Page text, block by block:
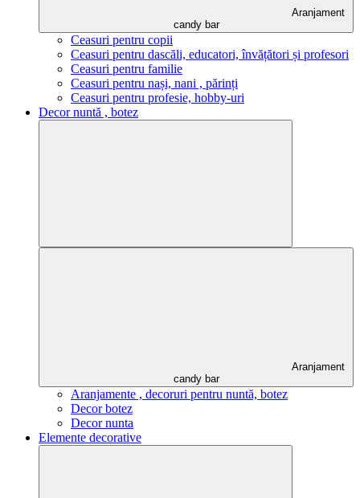
Aranjament
candy bar
Ceasuri pentru copii
Ceasuri pentru dascăli, educatori, învățători și profesori
Ceasuri pentru familie
Ceasuri pentru nași, nani , părinți
Ceasuri pentru profesie, hobby-uri
Decor nuntă , botez
Aranjament
candy bar
Aranjamente , decoruri pentru nuntă, botez
Decor botez
Decor nunta
Elemente decorative